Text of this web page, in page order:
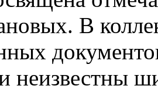
В
неизвестны